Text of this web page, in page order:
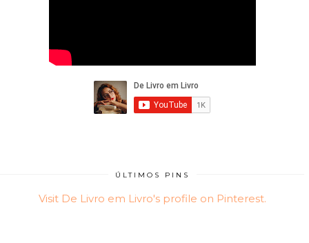
ÚLTIMOS PINS
Visit De Livro em Livro's profile on Pinterest.